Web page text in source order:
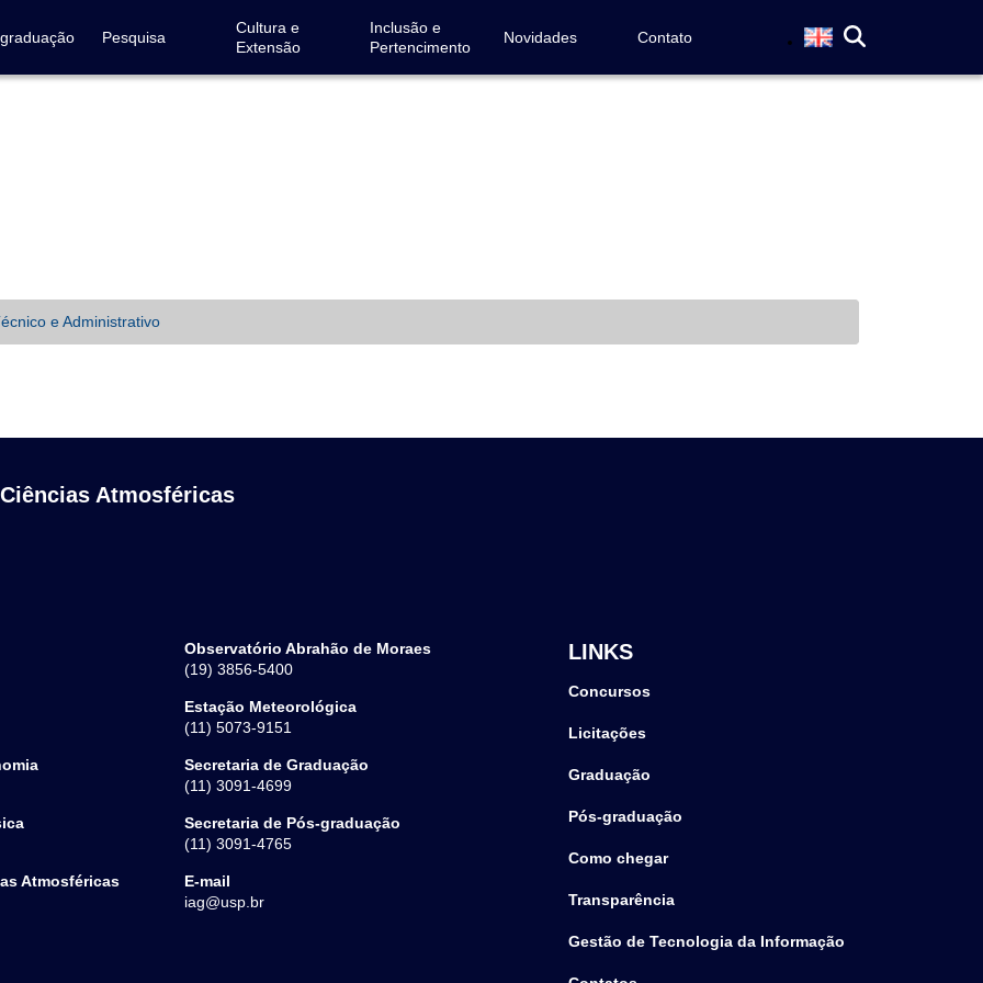
Pesquisa
Cultura e
Extensão
Inclusão e
Pertencimento
Novidades Contato
e Administrativo
Atmosféricas
Atmosféricas
Observatório Abrahão de Moraes
(19) 3856-5400
Estação Meteorológica
(11) 5073-9151
Secretaria de Graduação
(11) 3091-4699
Secretaria de Pós-graduação
(11) 3091-4765
E-mail
iag@usp.br
LINKS
Concursos
Licitações
Graduação
Pós-graduação
Como chegar
Transparência
Gestão de Tecnologia da Informação